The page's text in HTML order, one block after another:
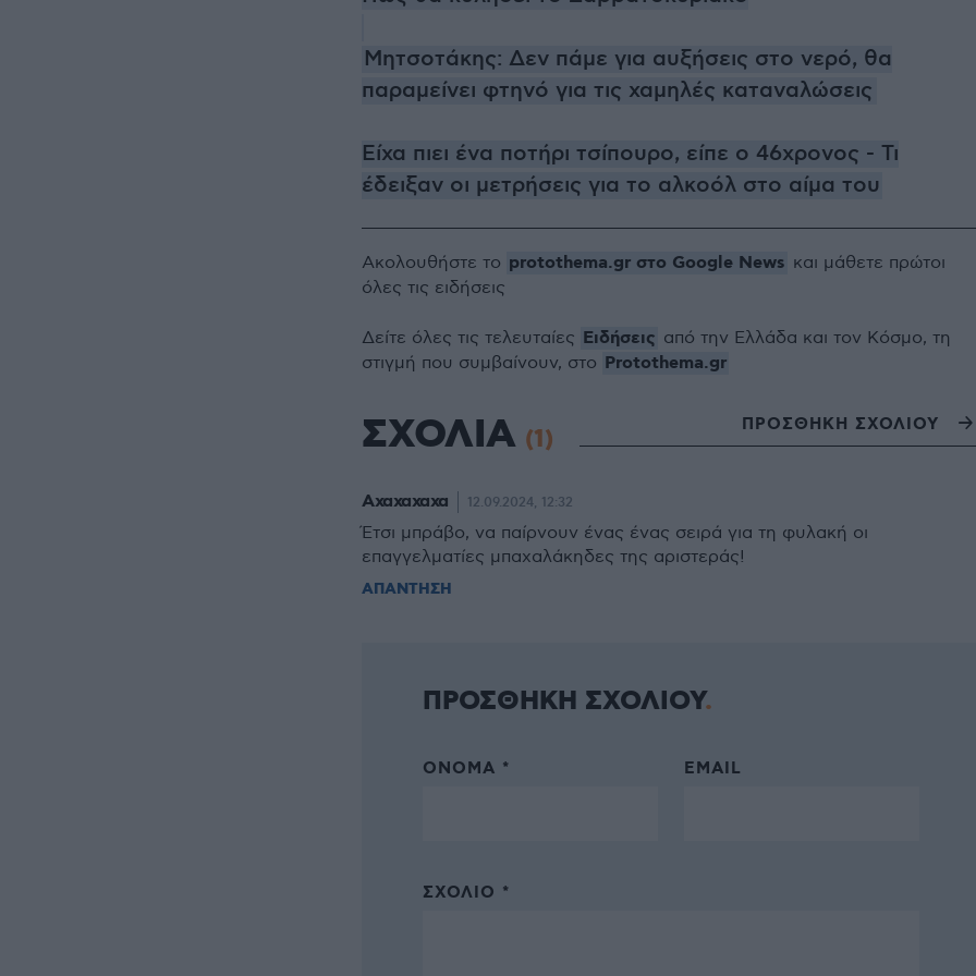
Μητσοτάκης: Δεν πάμε για αυξήσεις στο νερό, θα
παραμείνει φτηνό για τις χαμηλές καταναλώσεις
Είχα πιει ένα ποτήρι τσίπουρο, είπε ο 46χρονος - Τι
έδειξαν οι μετρήσεις για το αλκοόλ στο αίμα του
Ακολουθήστε το protothema.gr στο Google News και μάθετε πρώτοι
όλες τις ειδήσεις
Δείτε όλες τις τελευταίες Ειδήσεις από την Ελλάδα και τον Κόσμο, τη
στιγμή που συμβαίνουν, στο Protothema.gr
ΣΧΟΛΙΑ (1) ΠΡΟΣΘΗΚΗ ΣΧΟΛΙΟΥ
Αχαχαχαχα 12.09.2024, 12:32
Έτσι μπράβο, να παίρνουν ένας ένας σειρά για τη φυλακή οι
επαγγελματίες μπαχαλάκηδες της αριστεράς!
ΑΠΑΝΤΗΣΗ
ΠΡΟΣΘΗΚΗ ΣΧΟΛΙΟΥ
ΌΝΟΜΑ * EMAIL
ΣΧΌΛΙΟ *